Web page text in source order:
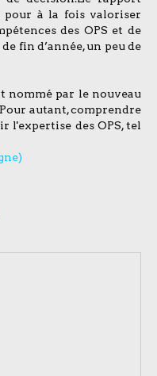
pour à la fois valoriser
des OPS et de
fin d’année, un peu de
nommé par le nouveau
autant, comprendre
l'expertise des OPS, tel